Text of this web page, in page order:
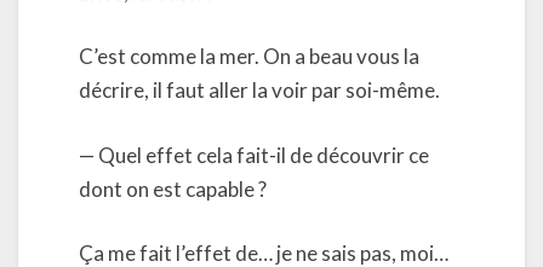
C’est comme la mer. On a beau vous la
décrire, il faut aller la voir par soi-même.
— Quel effet cela fait-il de découvrir ce
dont on est capable ?
Ça me fait l’effet de… je ne sais pas, moi…